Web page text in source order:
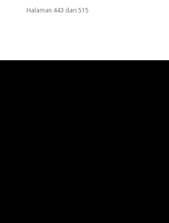
Halaman 443 dari 515